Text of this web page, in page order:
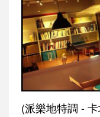
(派樂地特調 - 卡